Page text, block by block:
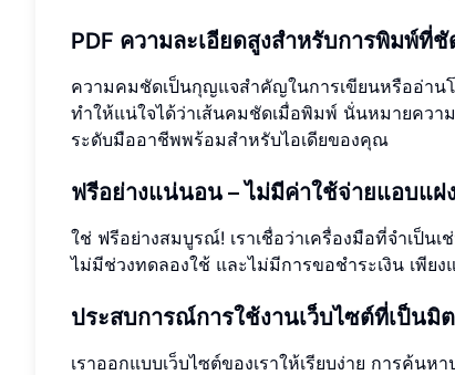
PDF ความละเอียดสูงสำหรับการพิมพ์ที่ชั
ความคมชัดเป็นกุญแจสำคัญในการเขียนหรืออ่าน
ทำให้แน่ใจได้ว่าเส้นคมชัดเมื่อพิมพ์ นั่นหมายควา
ระดับมืออาชีพพร้อมสำหรับไอเดียของคุณ
ฟรีอย่างแน่นอน – ไม่มีค่าใช้จ่ายแอบแฝ
ใช่ ฟรีอย่างสมบูรณ์! เราเชื่อว่าเครื่องมือที่จำเป็นเ
ไม่มีช่วงทดลองใช้ และไม่มีการขอชำระเงิน เพีย
ประสบการณ์การใช้งานเว็บไซต์ที่เป็นมิ
เราออกแบบเว็บไซต์ของเราให้เรียบง่าย การค้นหา